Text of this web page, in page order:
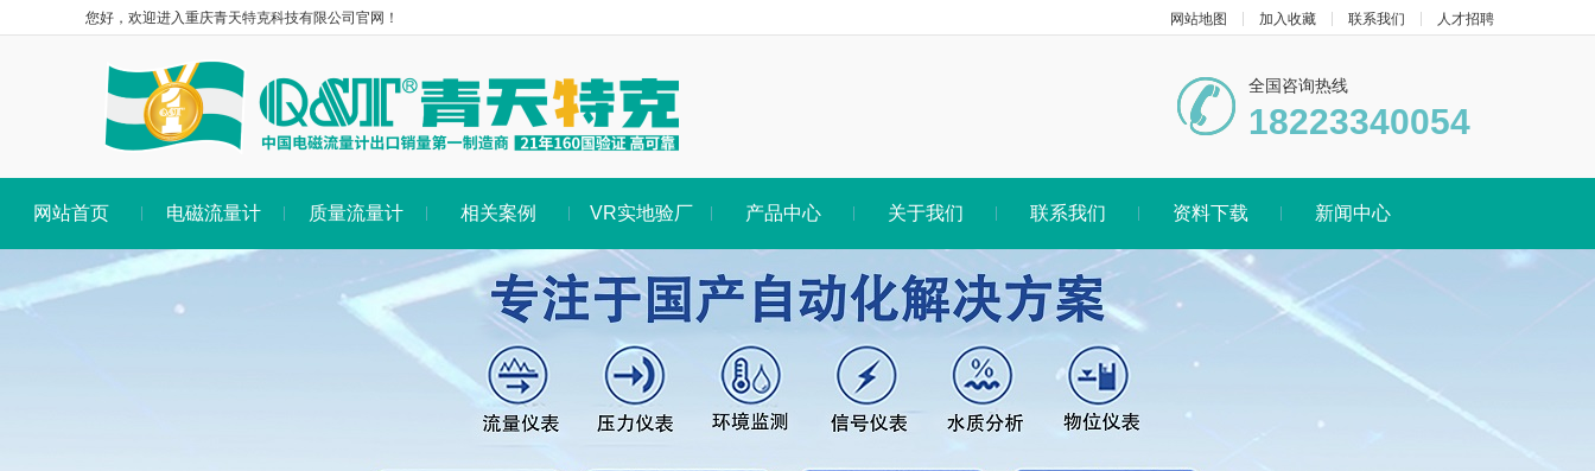
您好，欢迎进入重庆青天特克科技有限公司官网！ 网站地图 加入收藏 联系我们 人才招聘
全国咨询热线
18223340054
网站首页 电磁流量计 质量流量计 相关案例 VR实地验厂 产品中心 关于我们 联系我们 资料下载 新闻中心